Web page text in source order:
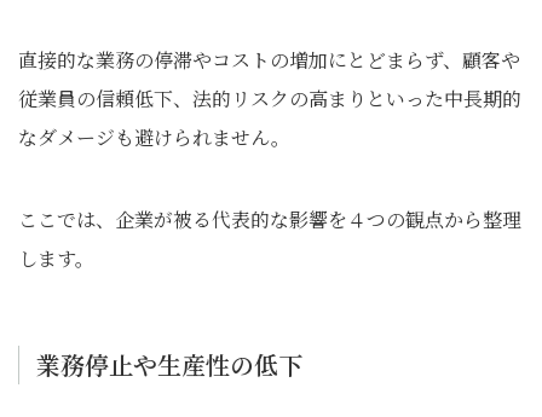
直接的な業務の停滞やコストの増加にとどまらず、顧客や
従業員の信頼低下、法的リスクの高まりといった中長期的
なダメージも避けられません。
ここでは、企業が被る代表的な影響を４つの観点から整理
します。
業務停止や生産性の低下